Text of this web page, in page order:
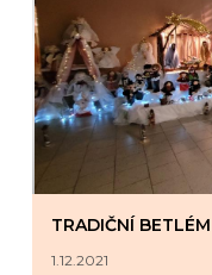
TRADIČNÍ
1.12.2021